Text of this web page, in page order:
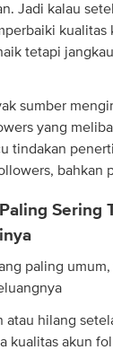
Jadi kalau
kualitas
tetapi
sumber
yang
tindakan
bahkan
Sering
paling umum,
atau hilang
kualitas akun